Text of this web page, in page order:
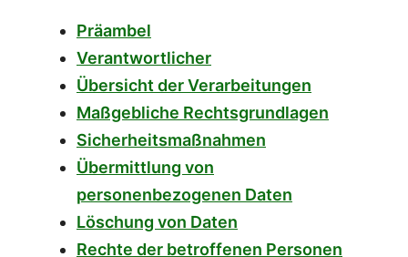
Präambel
Verantwortlicher
Übersicht der Verarbeitungen
Maßgebliche Rechtsgrundlagen
Sicherheitsmaßnahmen
Übermittlung von
personenbezogenen Daten
Löschung von Daten
Rechte der betroffenen Personen